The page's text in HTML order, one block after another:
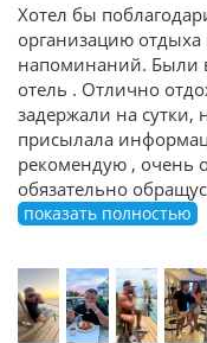
Хотел бы
организацию отдыха
напоминаний. Были
отель . Отлично
задержали на сутки,
присылала
рекомендую , очень
обязательно
показать полностью